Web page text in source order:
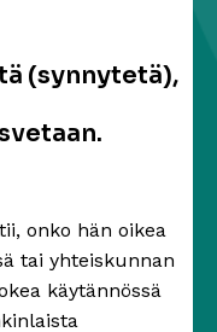
(synnytetä),
onko hän oikea
tai yhteiskunnan
käytännössä